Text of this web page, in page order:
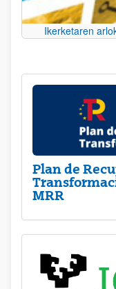
Ikerketaren
Plan de
MRR